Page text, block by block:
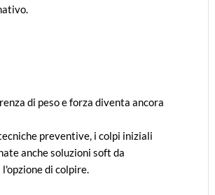
di peso e forza diventa ancora
preventive, i colpi iniziali
anche soluzioni soft da
di colpire.